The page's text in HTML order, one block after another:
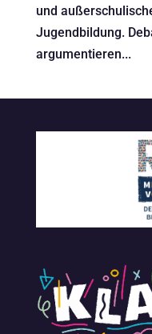
und
Jugendbildung.
argumentieren...